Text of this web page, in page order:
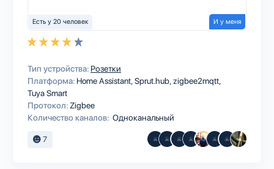
Есть у 20 человек И у меня
Тип устройства: Розетки
Платформа: Home AssistantSprut.hubzigbee2mqtt
Tuya Smart
Протокол: Zigbee
Количество каналов: Одноканальный
7